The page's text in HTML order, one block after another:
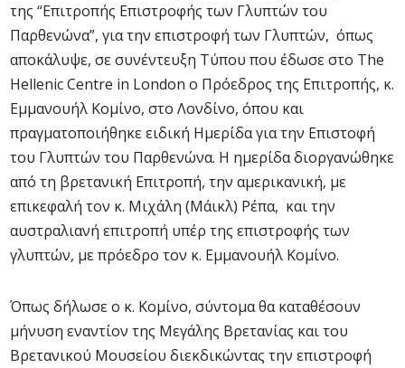
της “Επιτροπής Επιστροφής των Γλυπτών του
Παρθενώνα”, για την επιστροφή των Γλυπτών, όπως
αποκάλυψε, σε συνέντευξη Τύπου που έδωσε στο The
Hellenic Centre in London ο Πρόεδρος της Επιτροπής, κ.
Εμμανουήλ Κομίνο, στο Λονδίνο, όπου και
πραγματοποιήθηκε ειδική Ημερίδα για την Επιστοφή
του Γλυπτών του Παρθενώνα. Η ημερίδα διοργανώθηκε
από τη βρετανική Επιτροπή, την αμερικανική, με
επικεφαλή τον κ. Μιχάλη (Μάικλ) Ρέπα, και την
αυστραλιανή επιτροπή υπέρ της επιστροφής των
γλυπτών, με πρόεδρο τον κ. Εμμανουήλ Κομίνο.
Όπως δήλωσε ο κ. Κομίνο, σύντομα θα καταθέσουν
μήνυση εναντίον της Μεγάλης Βρετανίας και του
Βρετανικού Μουσείου διεκδικώντας την επιστροφή